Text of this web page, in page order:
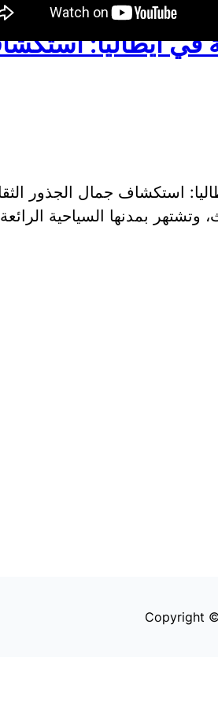
في ايطاليا:
استكشاف جمال الجذور
وتشتهر بمدنها السياحية
Copyright